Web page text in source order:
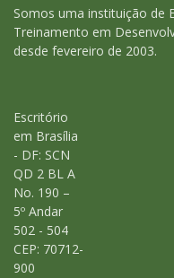
Somos uma instituição de
Treinamento em
desde fevereiro de 2003.
Escritório
em Brasília
- DF: SCN
QD 2 BL A
No. 190 –
5º Andar
502 - 504
CEP: 70712-
900